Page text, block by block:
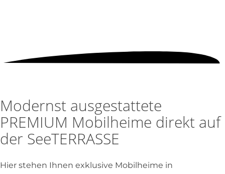
Modernst ausgestattete
PREMIUM Mobilheime direkt auf
der SeeTERRASSE
Hier stehen Ihnen exklusive Mobilheime in